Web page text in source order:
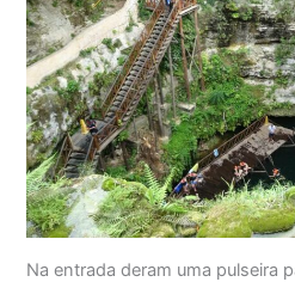
Na entrada deram uma pulseira